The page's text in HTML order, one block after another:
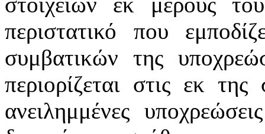
περιστατικό που
συμβατικών της
περιορίζεται στις εκ
ανειλημμένες